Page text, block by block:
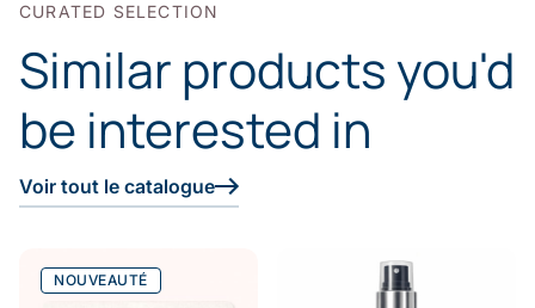
CURATED SELECTION
Similar products you'd
be interested in
Voir tout le catalogue
NOUVEAUTÉ